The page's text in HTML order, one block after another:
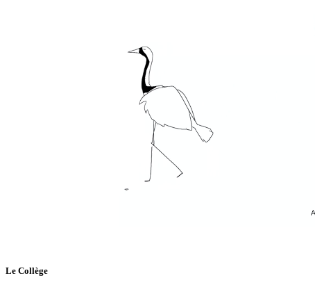
Le Collège